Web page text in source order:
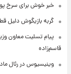
خبر خوش برای سرخ
گربه بازیگوش دلیل
پیام تسلیت معاون
قاسم‌زاده
وینیسیوس در رئال